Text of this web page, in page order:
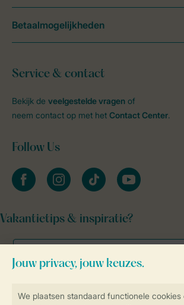
Service & contact
Bekijk de veelgestelde vragen of
neem contact op met het Contact Center.
Follow Us
facebookinstagramtiktok youtube
Vakantietips & inspiratie?
Betaalmogelijkheden